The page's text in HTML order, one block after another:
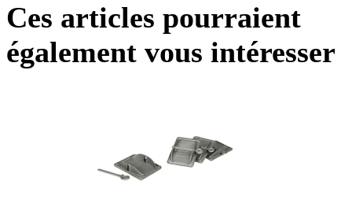
Ces articles pourraient
également vous intéresser